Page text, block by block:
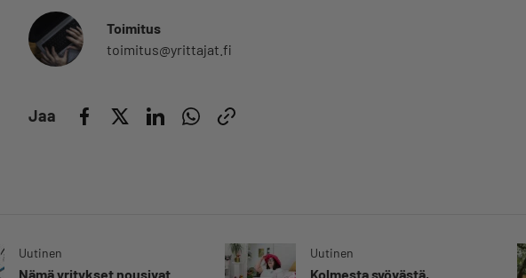
Toimitus
toimitus@yrittajat.fi
Jaa
Uutinen
Nämä yritykset nousivat
Uutinen
Kolmesta syövästä,